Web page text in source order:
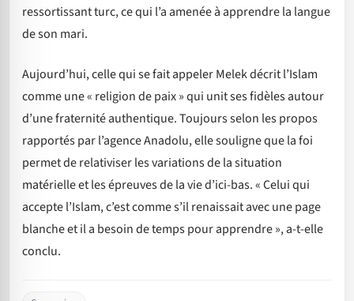
ressortissant turc, ce qui l’a amenée à apprendre la langue
de son mari.
Aujourd’hui, celle qui se fait appeler Melek décrit l’Islam
comme une « religion de paix » qui unit ses fidèles autour
d’une fraternité authentique. Toujours selon les propos
rapportés par l’agence Anadolu, elle souligne que la foi
permet de relativiser les variations de la situation
matérielle et les épreuves de la vie d’ici-bas. « Celui qui
accepte l’Islam, c’est comme s’il renaissait avec une page
blanche et il a besoin de temps pour apprendre », a-t-elle
conclu.